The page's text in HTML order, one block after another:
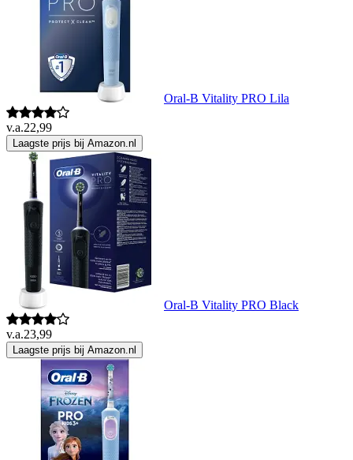
Oral-B Vitality PRO Lila
v.a.22,99
Laagste prijs bij Amazon.nl
Oral-B Vitality PRO Black
v.a.23,99
Laagste prijs bij Amazon.nl